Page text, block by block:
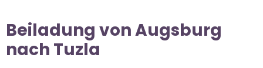
Beiladung von Augsburg
nach Tuzla